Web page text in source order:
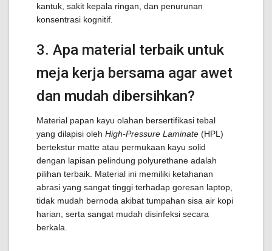
kantuk, sakit kepala ringan, dan penurunan
konsentrasi kognitif.
3. Apa material terbaik untuk
meja kerja bersama agar awet
dan mudah dibersihkan?
Material papan kayu olahan bersertifikasi tebal
yang dilapisi oleh High-Pressure Laminate (HPL)
bertekstur matte atau permukaan kayu solid
dengan lapisan pelindung polyurethane adalah
pilihan terbaik. Material ini memiliki ketahanan
abrasi yang sangat tinggi terhadap goresan laptop,
tidak mudah bernoda akibat tumpahan sisa air kopi
harian, serta sangat mudah disinfeksi secara
berkala.